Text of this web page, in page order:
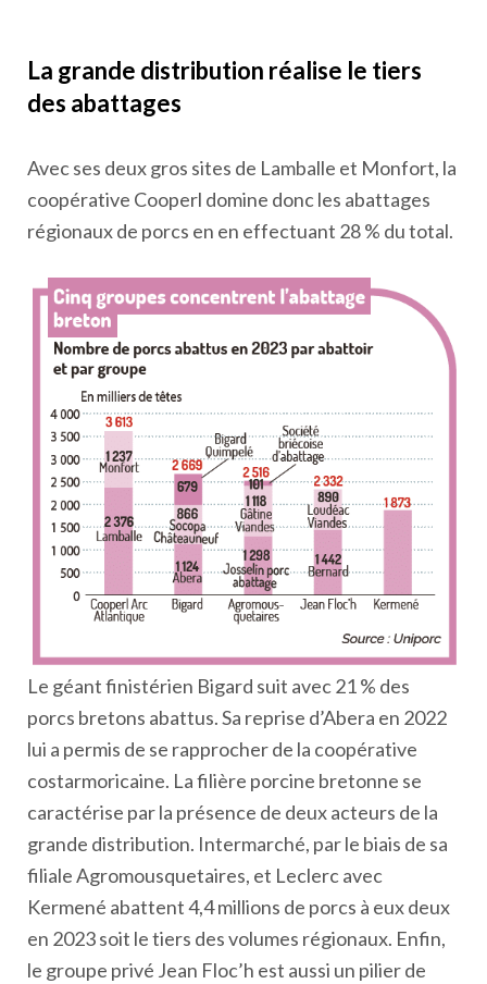
La grande distribution réalise le tiers
des abattages
Avec ses deux gros sites de Lamballe et Monfort, la
coopérative Cooperl domine donc les abattages
régionaux de porcs en en effectuant 28 % du total.
Le géant finistérien Bigard suit avec 21 % des
porcs bretons abattus. Sa reprise d’Abera en 2022
lui a permis de se rapprocher de la coopérative
costarmoricaine. La filière porcine bretonne se
caractérise par la présence de deux acteurs de la
grande distribution. Intermarché, par le biais de sa
filiale Agromousquetaires, et Leclerc avec
Kermené abattent 4,4 millions de porcs à eux deux
en 2023 soit le tiers des volumes régionaux. Enfin,
le groupe privé Jean Floc’h est aussi un pilier de